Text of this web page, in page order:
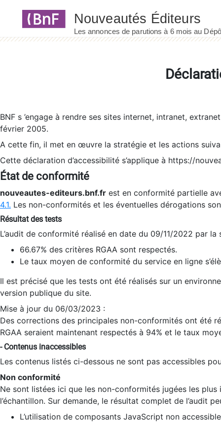
BNF s ’engage à rendre ses sites internet, intranet,
février 2005.
A cette fin, il met en œuvre la stratégie et les actions
Cette déclaration d’accessibilité s’applique à https://
État de conformité
nouveautes-editeurs.bnf.fr est en conformité partielle
4.1. Les non-conformités et les éventuelles dérogations
Résultat des tests
L’audit de conformité réalisé en date du 09/11/2022 par
66.67% des critères RGAA sont respectés.
Le taux moyen de conformité du service en ligne
Il est précisé que les tests ont été réalisés sur un
version publique du site.
Mise à jour du 06/03/2023 :
Des corrections des principales non-conformités ont été
RGAA seraient maintenant respectés à 94% et le taux
- Contenus inaccessibles
Les contenus listés ci-dessous ne sont pas accessibles
Non conformité
Ne sont listées ici que les non-conformités jugées les
l’échantillon. Sur demande, le résultat complet de l’audit
L’utilisation de composants JavaScript non